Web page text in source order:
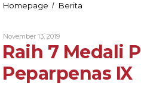
Homepage / Berita
NTB
Urutan
ke-
26
November 13, 2019By
Redaksilombok
Raih 7 Medali
Peparpenas IX